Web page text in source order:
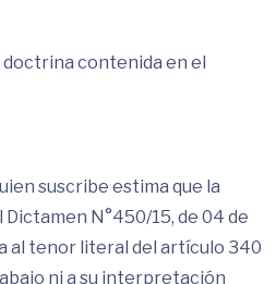
doctrina contenida en el
suscribe estima que la
N°450/15, de 04 de
al tenor literal del artículo 340
ni a su interpretación